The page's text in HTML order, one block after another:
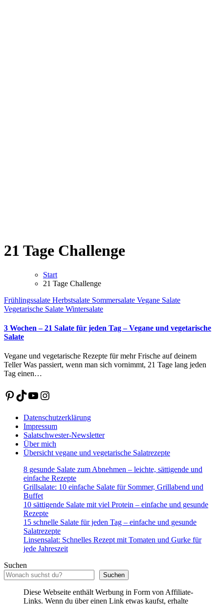
21 Tage Challenge
Start
21 Tage Challenge
Frühlingssalate Herbstsalate Sommersalate Vegane Salate
Vegetarische Salate Wintersalate
3 Wochen – 21 Salate für jeden Tag – Vegane und vegetarische
Salate
Vegane und vegetarische Rezepte für mehr Frische auf deinem
Teller Was passiert, wenn man sich vornimmt, 21 Tage lang jeden
Tag einen…
Pinterest
TikTok
YouTube
Instagram
Datenschutzerklärung
Impressum
Salatschwester-Newsletter
Über mich
Übersicht vegane und vegetarische Salatrezepte
8 gesunde Salate zum Abnehmen – leichte, sättigende und
einfache Rezepte
Grillsalate: 10 einfache Salate für Sommer, Grillabend und
Buffet
10 sättigende Salate mit viel Protein – einfache und gesunde
Rezepte
15 schnelle Salate für jeden Tag – einfache und gesunde
Salatrezepte
Linsensalat: Schnelles Rezept mit Tomaten und Gurke für
jede Jahreszeit
Suchen
Suchen
Diese Webseite enthält Werbung in Form von Affiliate-
Links. Wenn du über einen Link etwas kaufst, erhalte